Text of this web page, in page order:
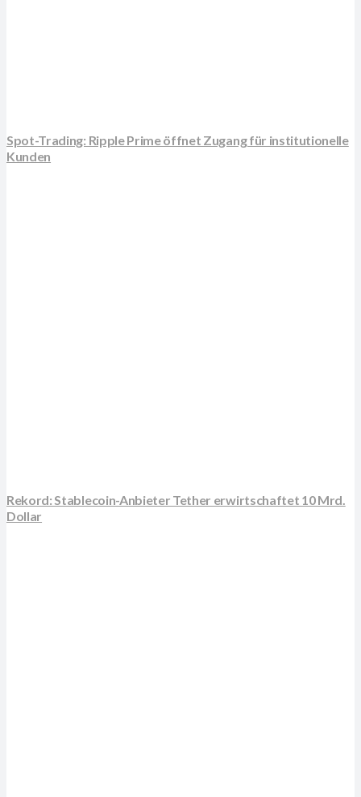
Spot-Trading: Ripple Prime öffnet Zugang für institutionelle
Kunden
Rekord: Stablecoin-Anbieter Tether erwirtschaftet 10 Mrd.
Dollar